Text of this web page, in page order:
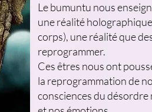
Le bumuntu nous
une réalité
corps), une réalité que
reprogrammer.
Ces êtres nous ont
la reprogrammation de
consciences du